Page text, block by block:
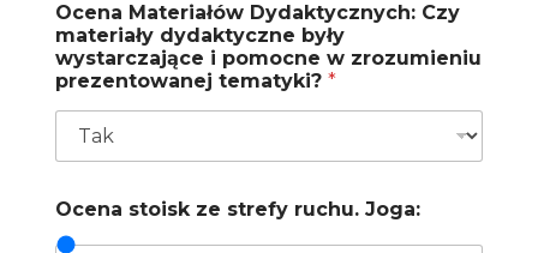
Ocena Materiałów Dydaktycznych: Czy
materiały dydaktyczne były
wystarczające i pomocne w zrozumieniu
prezentowanej tematyki? *
Ocena stoisk ze strefy ruchu. Joga: